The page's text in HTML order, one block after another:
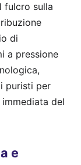
fulcro sulla
di
a pressione
puristi per
del
e